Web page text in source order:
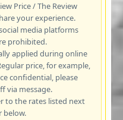
Price / The Review
your experience.
media platforms
prohibited.
applied during online
price, for example,
confidential, please
via message.
to the rates listed next
below.